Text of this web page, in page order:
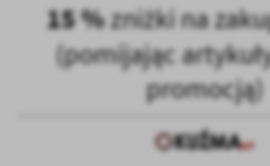
15 %zniżki na
(pomijając
promocją)